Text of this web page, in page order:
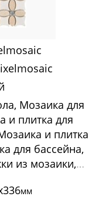
Мозаика для
и плитка для
и плитка
для бассейна,
мм